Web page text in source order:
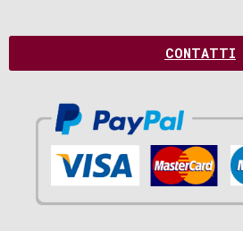
CONTATTI